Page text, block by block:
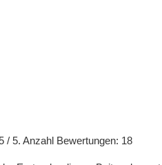
/ 5. Anzahl Bewertungen: 18